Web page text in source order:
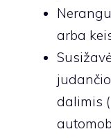
arba
dalimis